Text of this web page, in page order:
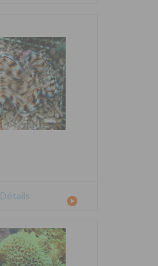
Détails